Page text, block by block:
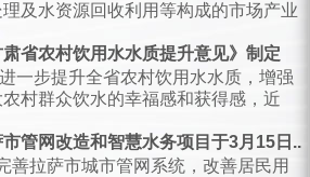
理及水资源回收利用等构成的市场产业
的...
肃省农村饮用水水质提升意见》制定
一步提升全省农村饮用水水质，增强
农村群众饮水的幸福感和获得感，近
管网改造和智慧水务项目于3月15日...
善拉萨市城市管网系统，改善居民用